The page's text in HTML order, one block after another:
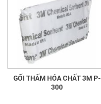
GỐI THẤM HÓA CHẤT 3M P-
300